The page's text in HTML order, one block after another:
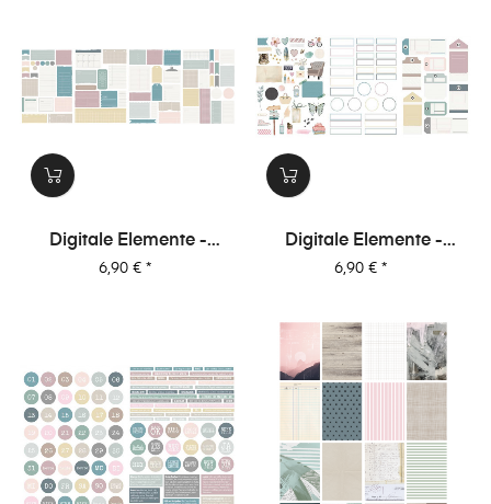
Digitale Elemente -
Journaling-Spots -
Preis
6,90 € *
Digitale Elemente -
Motive+Labels+Tags -
Preis
6,90 € *